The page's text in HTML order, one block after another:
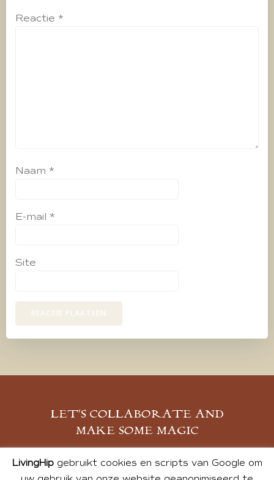
Reactie *
Naam *
E-mail *
Site
LET’S COLLABORATE AND
MAKE SOME MAGIC
MELD JE AAN
LivingHipgebruikt cookies en scripts van Google om